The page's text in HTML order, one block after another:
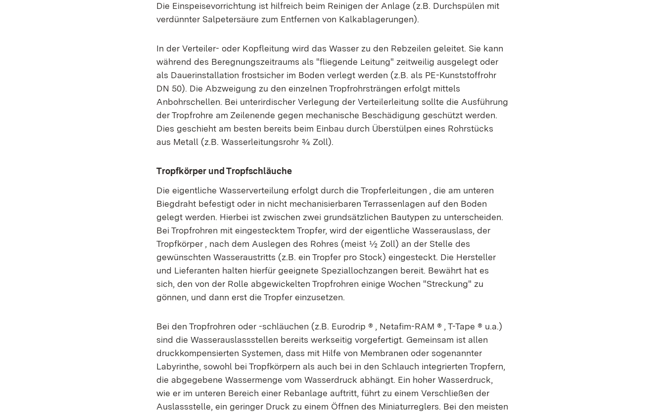
Die Einspeisevorrichtung ist hilfreich beim Reinigen der Anlage (z.B. Durchspülen mit
verdünnter Salpetersäure zum Entfernen von Kalkablagerungen).
In der Verteiler- oder Kopfleitung wird das Wasser zu den Rebzeilen geleitet. Sie kann
während des Beregnungszeitraums als "fliegende Leitung" zeitweilig ausgelegt oder
als Dauerinstallation frostsicher im Boden verlegt werden (z.B. als PE-Kunststoffrohr
DN 50). Die Abzweigung zu den einzelnen Tropfrohrsträngen erfolgt mittels
Anbohrschellen. Bei unterirdischer Verlegung der Verteilerleitung sollte die Ausführung
der Tropfrohre am Zeilenende gegen mechanische Beschädigung geschützt werden.
Dies geschieht am besten bereits beim Einbau durch Überstülpen eines Rohrstücks
aus Metall (z.B. Wasserleitungsrohr ¾ Zoll).
Tropfkörper und Tropfschläuche
Die eigentliche Wasserverteilung erfolgt durch die Tropferleitungen , die am unteren
Biegdraht befestigt oder in nicht mechanisierbaren Terrassenlagen auf den Boden
gelegt werden. Hierbei ist zwischen zwei grundsätzlichen Bautypen zu unterscheiden.
Bei Tropfrohren mit eingestecktem Tropfer, wird der eigentliche Wasserauslass, der
Tropfkörper , nach dem Auslegen des Rohres (meist ½ Zoll) an der Stelle des
gewünschten Wasseraustritts (z.B. ein Tropfer pro Stock) eingesteckt. Die Hersteller
und Lieferanten halten hierfür geeignete Speziallochzangen bereit. Bewährt hat es
sich, den von der Rolle abgewickelten Tropfrohren einige Wochen "Streckung" zu
gönnen, und dann erst die Tropfer einzusetzen.
Bei den Tropfrohren oder -schläuchen (z.B. Eurodrip ® , Netafim-RAM ® , T-Tape ® u.a.)
sind die Wasserauslassstellen bereits werkseitig vorgefertigt. Gemeinsam ist allen
druckkompensierten Systemen, dass mit Hilfe von Membranen oder sogenannter
Labyrinthe, sowohl bei Tropfkörpern als auch bei in den Schlauch integrierten Tropfern,
die abgegebene Wassermenge vom Wasserdruck abhängt. Ein hoher Wasserdruck,
wie er im unteren Bereich einer Rebanlage auftritt, führt zu einem Verschließen der
Auslassstelle, ein geringer Druck zu einem Öffnen des Miniaturreglers. Bei den meisten